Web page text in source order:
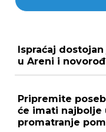
Ispraćaj
u Areni i
Pripremite
će imati najbolje
promatranje